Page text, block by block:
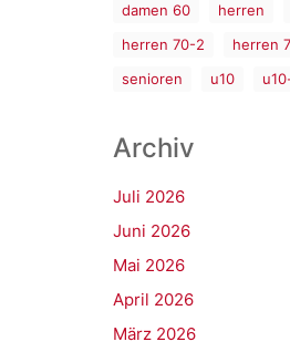
damen 60
herren
herren 70-2
herren
senioren
u10
Archiv
Juli 2026
Juni 2026
Mai 2026
April 2026
März 2026